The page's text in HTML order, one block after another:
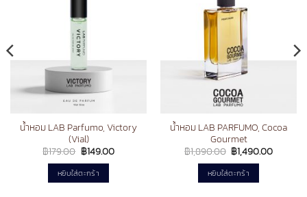
น้ำหอม LAB Parfumo, Victory
(Vial)
฿179.00 Original
price
was:
฿179.00.
฿149.00Current
หยิบใส่ตะกร้า
น้ำหอม LAB PARFUMO, Cocoa
Gourmet
฿1,890.00 Original
price
was:
฿1,890.00.
฿1,490.00Current
หยิบใส่ตะกร้า